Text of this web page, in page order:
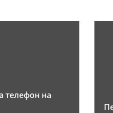
телефон на